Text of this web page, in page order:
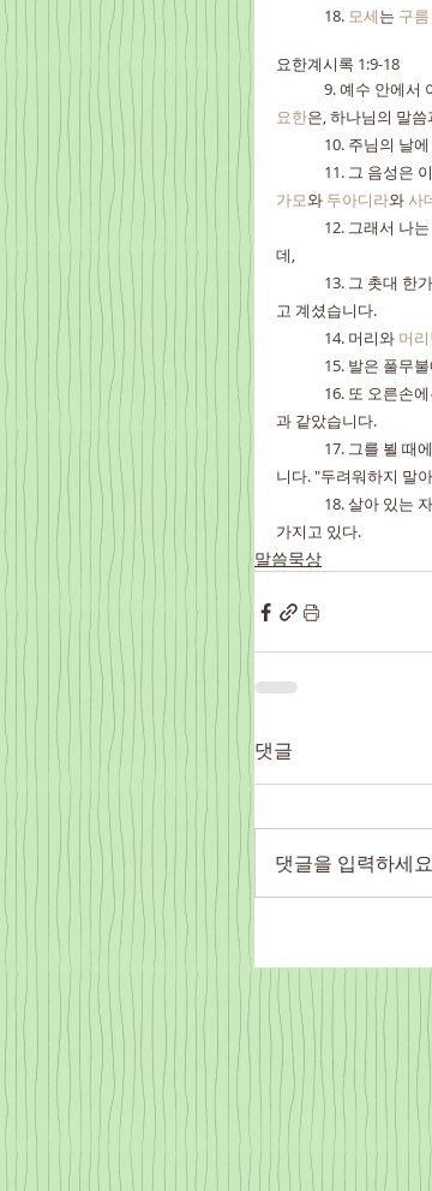
	18.
모세는 구름
요한계시록 1:9-18
9. 예수 안에서
요한은, 하나님의 말
10. 주님의 날
11. 그 음성은
가모와 두아디라와 사
데,
고 계셨습니다.
	14. 머리와
머리
15. 발은 풀무
16. 또 오른손
과 같았습니다.
니다. "두려워하지 말
18. 살아 있는
가지고 있다.
말씀묵상
댓글
댓글을 입력하세